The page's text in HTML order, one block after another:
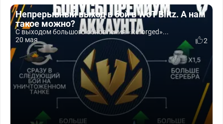
Непрерывный выход в бой в WoT Blitz. А нам
такое можно?
С выходом большого обновления «Reforged»...
20 мая
2